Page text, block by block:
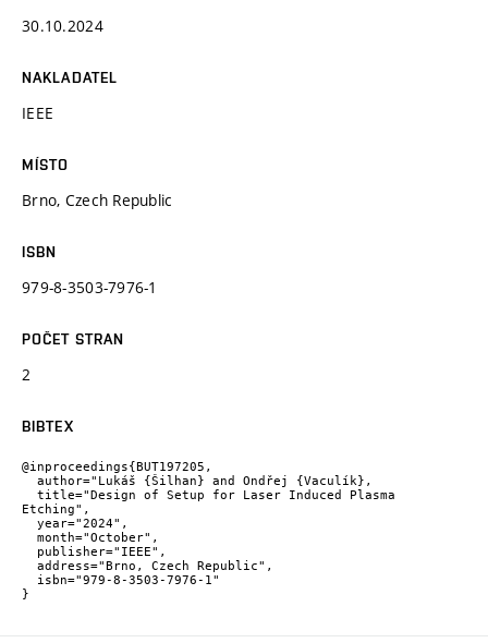
30.10.2024
NAKLADATEL
IEEE
MÍSTO
Brno, Czech Republic
ISBN
979-8-3503-7976-1
POČET STRAN
2
BIBTEX
@inproceedings{BUT197205,
Etching",
}